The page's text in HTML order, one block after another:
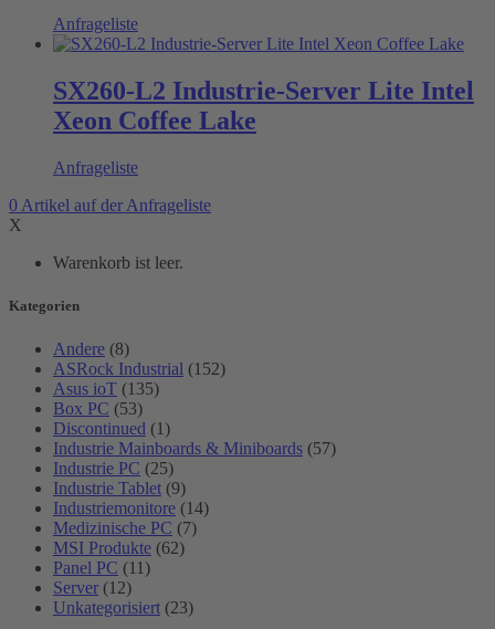
Anfrageliste
SX260-L2 Industrie-Server Lite Intel
Xeon Coffee Lake
Anfrageliste
0 Artikel auf der Anfrageliste
X
Warenkorb ist leer.
Kategorien
Andere (8)
ASRock Industrial (152)
Asus ioT (135)
Box PC (53)
Discontinued (1)
Industrie Mainboards & Miniboards (57)
Industrie PC (25)
Industrie Tablet (9)
Industriemonitore (14)
Medizinische PC (7)
MSI Produkte (62)
Panel PC (11)
Server (12)
Unkategorisiert (23)